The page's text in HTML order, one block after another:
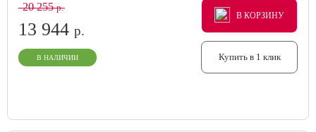
20 255р.
13 944 р.
В НАЛИЧИИ
В КОРЗИНУ
В КОРЗИНУ
В КОРЗИНУ
Купить в 1 клик